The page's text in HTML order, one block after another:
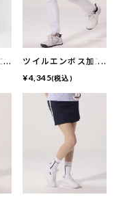
ツイルエンボス加工
9分丈テーパードパ
ンツ | 吸汗速乾・撥
水加工・ ストレッ
¥4,345(税込)